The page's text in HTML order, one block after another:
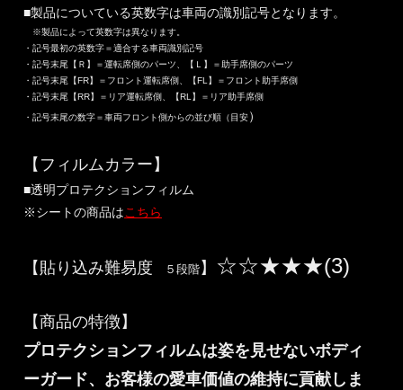
■製品についている英数字は車両の識別記号となります。
※製品によって英数字は異なります。
・記号最初の英数字＝適合する車両識別記号
・記号末尾【Ｒ】＝運転席側のパーツ、【Ｌ】＝助手席側のパーツ
・記号末尾【FR】＝フロント運転席側、【FL】＝フロント助手席側
・記号末尾【RR】＝リア運転席側、【RL】＝リア助手席側
・記号末尾の数字＝車両フロント側からの並び順（目安）
【フィルムカラー】
■透明プロテクションフィルム
※シートの商品はこちら
【貼り込み難易度 ５段階 】 ☆☆★★★(3)
【商品の特徴】
プロテクションフィルムは姿を見せないボディ
ーガード、お客様の愛車価値の維持に貢献しま